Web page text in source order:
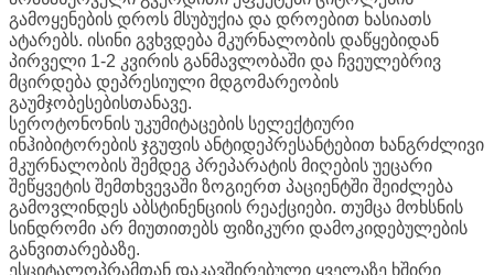
გამოყენების დროს მსუბუქია და დროებით ხასიათს
ატარებს. ისინი გვხვდება მკურნალობის დაწყებიდან
პირველი 1-2 კვირის განმავლობაში და ჩვეულებრივ
მცირდება დეპრესიული მდგომარეობის
გაუმჯობესებისთანავე.
სეროტონონის უკუმიტაცების სელექტიური
ინჰიბიტორების ჯგუფის ანტიდეპრესანტებით ხანგრძლივი
მკურნალობის შემდეგ პრეპარატის მიღების უეცარი
შეწყვეტის შემთხვევაში ზოგიერთ პაციენტში შეიძლება
გამოვლინდეს აბსტინენციის რეაქციები. თუმცა მოხსნის
სინდრომი არ მიუთითებს ფიზიკური დამოკიდებულების
განვითარებაზე.
ესციტალოპრამთან დაკავშირებული ყველაზე ხშირი